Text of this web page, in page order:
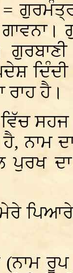
ਰਾਹ ਹੈ।
ਹੈ, ਨਾਮ
ਪੁਰਖ